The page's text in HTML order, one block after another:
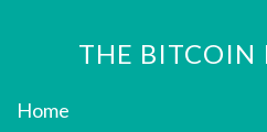
THE BITCOIN
Home